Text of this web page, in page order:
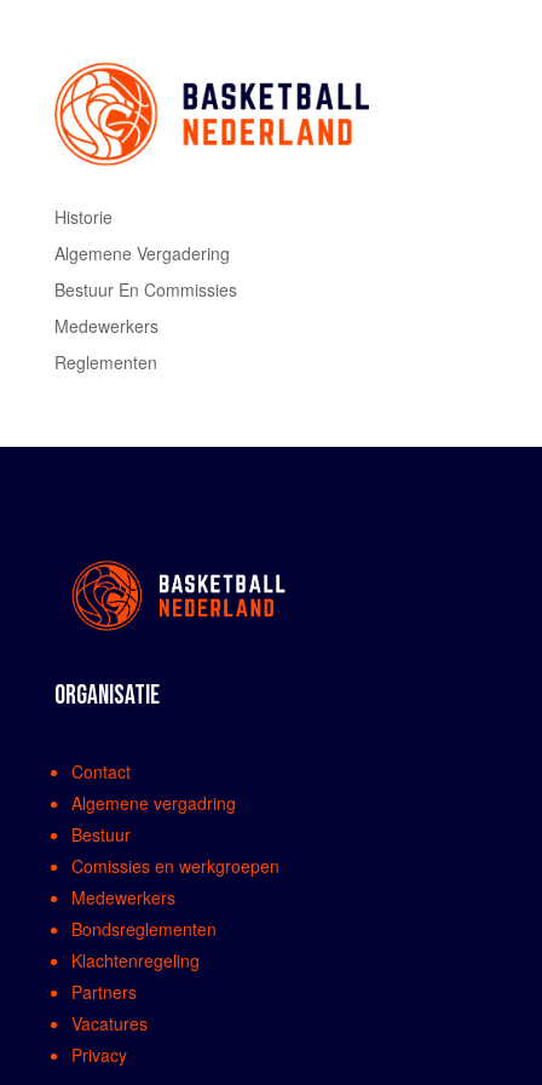
Historie
Algemene Vergadering
Bestuur En Commissies
Medewerkers
Reglementen
ORGANISATIE
Contact
Algemene vergadring
Bestuur
Comissies en werkgroepen
Medewerkers
Bondsreglementen
Klachtenregeling
Partners
Vacatures
Privacy